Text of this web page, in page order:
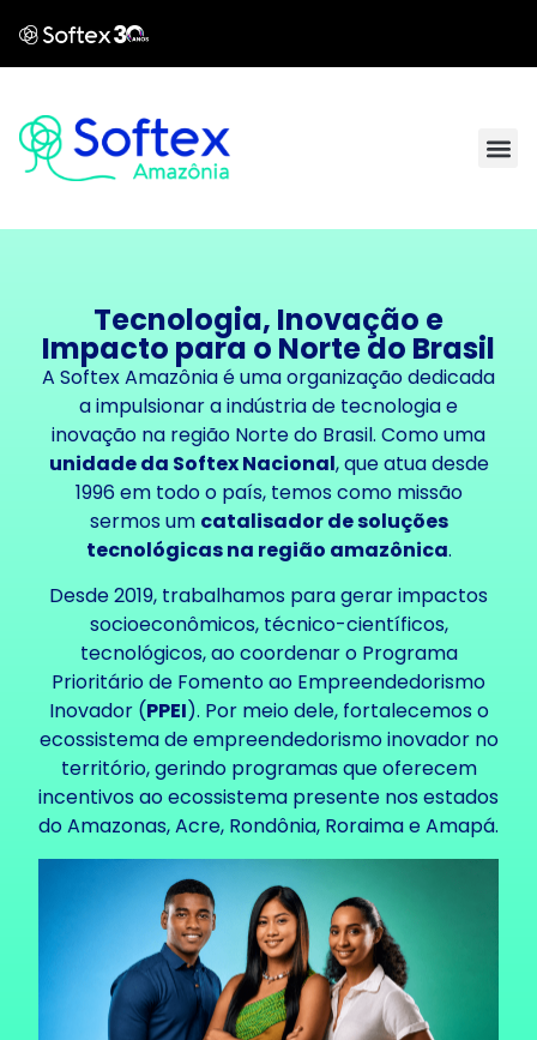
Tecnologia, Inovação e
Impacto para o Norte do Brasil
A Softex Amazônia é uma organização dedicada
a impulsionar a indústria de tecnologia e
inovação na região Norte do Brasil. Como uma
unidade da Softex Nacional, que atua desde
1996 em todo o país, temos como missão
sermos um catalisador de soluções
tecnológicas na região amazônica.
Desde 2019, trabalhamos para gerar impactos
socioeconômicos, técnico-científicos,
tecnológicos, ao coordenar o Programa
Prioritário de Fomento ao Empreendedorismo
Inovador (PPEI). Por meio dele, fortalecemos o
ecossistema de empreendedorismo inovador no
território, gerindo programas que oferecem
incentivos ao ecossistema presente nos estados
do Amazonas, Acre, Rondônia, Roraima e Amapá.